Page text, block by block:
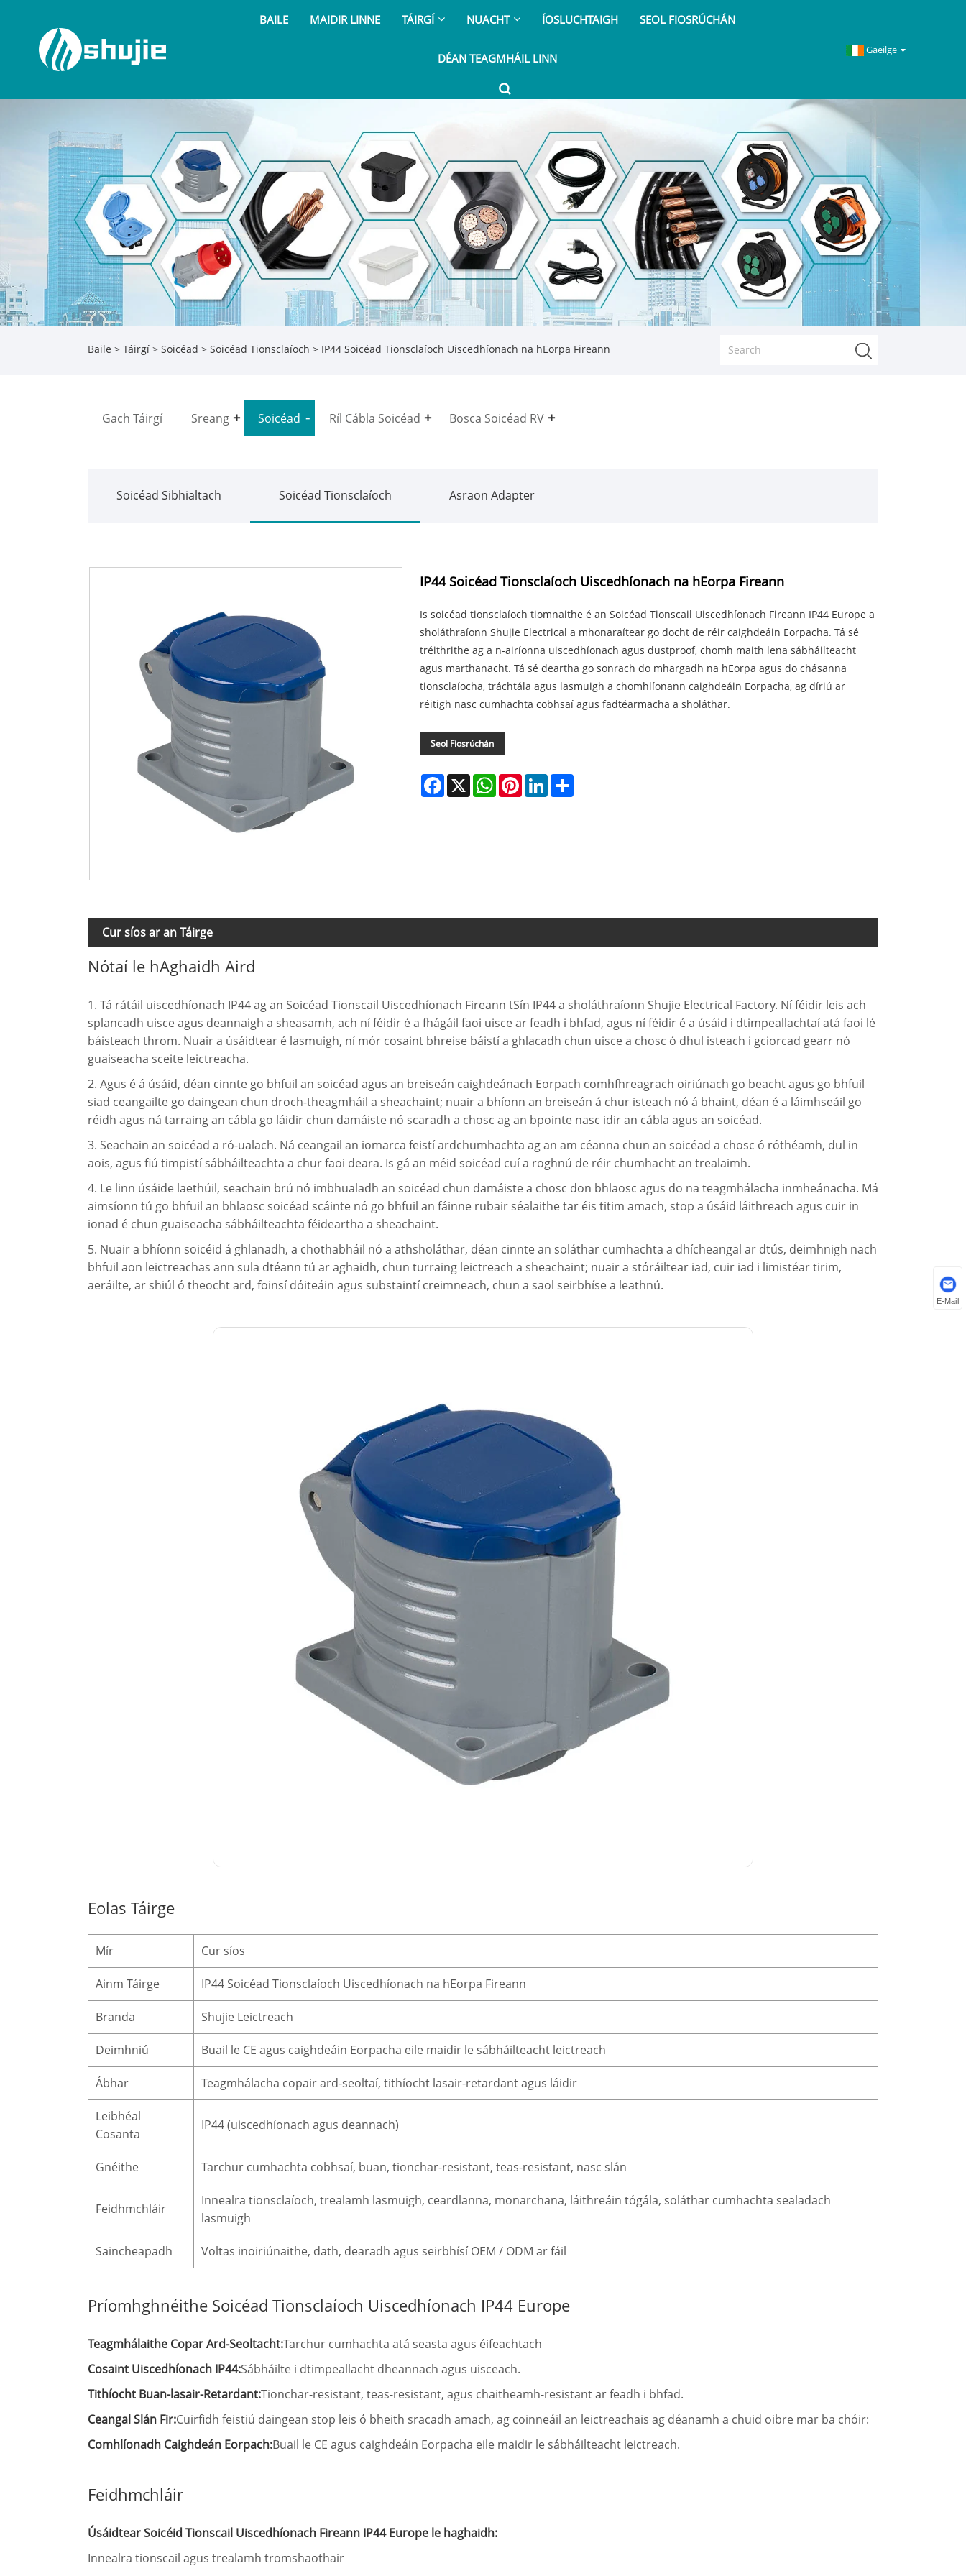
BAILE MAIDIR LINNE TÁIRGÍ NUACHT ÍOSLUCHTAIGH SEOL FIOSRÚCHÁN
DÉAN TEAGMHÁIL LINN
Gaeilge
Baile > Táirgí > Soicéad > Soicéad Tionsclaíoch > IP44 Soicéad Tionsclaíoch Uiscedhíonach na hEorpa Fireann
Gach Táirgí Sreang Soicéad Ríl Cábla Soicéad Bosca Soicéad RV
Soicéad Sibhialtach Soicéad Tionsclaíoch Asraon Adapter
IP44 Soicéad Tionsclaíoch Uiscedhíonach na hEorpa Fireann
Is soicéad tionsclaíoch tiomnaithe é an Soicéad Tionscail Uiscedhíonach Fireann IP44 Europe a
sholáthraíonn Shujie Electrical a mhonaraítear go docht de réir caighdeáin Eorpacha. Tá sé
tréithrithe ag a n-airíonna uiscedhíonach agus dustproof, chomh maith lena sábháilteacht
agus marthanacht. Tá sé deartha go sonrach do mhargadh na hEorpa agus do chásanna
tionsclaíocha, tráchtála agus lasmuigh a chomhlíonann caighdeáin Eorpacha, ag díriú ar
réitigh nasc cumhachta cobhsaí agus fadtéarmacha a sholáthar.
Seol Fiosrúchán
Facebook
X WhatsAppPinterestLinkedIn
Cur síos ar an Táirge
Nótaí le hAghaidh Aird
1. Tá rátáil uiscedhíonach IP44 ag an Soicéad Tionscail Uiscedhíonach Fireann tSín IP44 a sholáthraíonn Shujie Electrical Factory. Ní féidir leis ach
splancadh uisce agus deannaigh a sheasamh, ach ní féidir é a fhágáil faoi uisce ar feadh i bhfad, agus ní féidir é a úsáid i dtimpeallachtaí atá faoi lé
báisteach throm. Nuair a úsáidtear é lasmuigh, ní mór cosaint bhreise báistí a ghlacadh chun uisce a chosc ó dhul isteach i gciorcad gearr nó
guaiseacha sceite leictreacha.
2. Agus é á úsáid, déan cinnte go bhfuil an soicéad agus an breiseán caighdeánach Eorpach comhfhreagrach oiriúnach go beacht agus go bhfuil
siad ceangailte go daingean chun droch-theagmháil a sheachaint; nuair a bhíonn an breiseán á chur isteach nó á bhaint, déan é a láimhseáil go
réidh agus ná tarraing an cábla go láidir chun damáiste nó scaradh a chosc ag an bpointe nasc idir an cábla agus an soicéad.
3. Seachain an soicéad a ró-ualach. Ná ceangail an iomarca feistí ardchumhachta ag an am céanna chun an soicéad a chosc ó róthéamh, dul in
aois, agus fiú timpistí sábháilteachta a chur faoi deara. Is gá an méid soicéad cuí a roghnú de réir chumhacht an trealaimh.
4. Le linn úsáide laethúil, seachain brú nó imbhualadh an soicéad chun damáiste a chosc don bhlaosc agus do na teagmhálacha inmheánacha. Má
aimsíonn tú go bhfuil an bhlaosc soicéad scáinte nó go bhfuil an fáinne rubair séalaithe tar éis titim amach, stop a úsáid láithreach agus cuir in
ionad é chun guaiseacha sábháilteachta féideartha a sheachaint.
5. Nuair a bhíonn soicéid á ghlanadh, a chothabháil nó a athsholáthar, déan cinnte an soláthar cumhachta a dhícheangal ar dtús, deimhnigh nach
bhfuil aon leictreachas ann sula dtéann tú ar aghaidh, chun turraing leictreach a sheachaint; nuair a stóráiltear iad, cuir iad i limistéar tirim,
aeráilte, ar shiúl ó theocht ard, foinsí dóiteáin agus substaintí creimneach, chun a saol seirbhíse a leathnú.
Eolas Táirge
Mír Cur síos
Ainm Táirge IP44 Soicéad Tionsclaíoch Uiscedhíonach na hEorpa Fireann
Branda Shujie Leictreach
Deimhniú Buail le CE agus caighdeáin Eorpacha eile maidir le sábháilteacht leictreach
Ábhar Teagmhálacha copair ard-seoltaí, tithíocht lasair-retardant agus láidir
Leibhéal
Cosanta
IP44 (uiscedhíonach agus deannach)
Gnéithe Tarchur cumhachta cobhsaí, buan, tionchar-resistant, teas-resistant, nasc slán
Feidhmchláir
Innealra tionsclaíoch, trealamh lasmuigh, ceardlanna, monarchana, láithreáin tógála, soláthar cumhachta sealadach
lasmuigh
Saincheapadh Voltas inoiriúnaithe, dath, dearadh agus seirbhísí OEM / ODM ar fáil
Príomhghnéithe Soicéad Tionsclaíoch Uiscedhíonach IP44 Europe
Teagmhálaithe Copar Ard-Seoltacht:Tarchur cumhachta atá seasta agus éifeachtach
Cosaint Uiscedhíonach IP44:Sábháilte i dtimpeallacht dheannach agus uisceach.
Tithíocht Buan-lasair-Retardant:Tionchar-resistant, teas-resistant, agus chaitheamh-resistant ar feadh i bhfad.
Ceangal Slán Fir:Cuirfidh feistiú daingean stop leis ó bheith sracadh amach, ag coinneáil an leictreachais ag déanamh a chuid oibre mar ba chóir:
Comhlíonadh Caighdeán Eorpach:Buail le CE agus caighdeáin Eorpacha eile maidir le sábháilteacht leictreach.
Feidhmchláir
Úsáidtear Soicéid Tionscail Uiscedhíonach Fireann IP44 Europe le haghaidh:
Innealra tionscail agus trealamh tromshaothair
E-Mail